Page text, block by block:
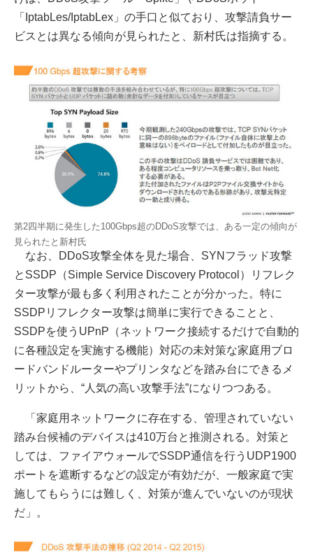
「IptabLes/IptabLex」の手口と似ており、攻撃請負サー
ビスとは異なる傾向が見られたと、新村氏は指摘する。
第2四半期に発生した100Gbps超のDDoS攻撃では、ある一定の傾向が
見られたと新村氏
なお、DDoS攻撃全体を見た場合、SYNフラッド攻撃
とSSDP（Simple Service Discovery Protocol）リフレク
ター攻撃が最も多く利用されたことが分かった。特に
SSDPリフレクター攻撃は簡単に実行できることと、
SSDPを使うUPnP（ネットワーク接続するだけで自動的
に各種設定を実施する機能）対応の未対策な家庭用ブロ
ードバンドルーターやプリンタなどを踏み台にできるメ
リットから、“人気の高い攻撃手法”になりつつある。
「家庭用ネットワークに存在する、管理されていない
踏み台候補のデバイスは410万台と推測される。対策と
しては、ファイアウォールでSSDP通信を行うUDP1900
ポートを遮断するなどの設定が有効だが、一般家庭で実
施してもらうには難しく、対策が進んでいないのが現状
だ」。